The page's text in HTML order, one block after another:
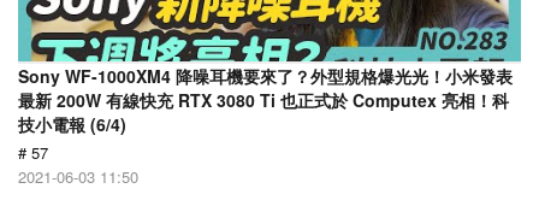
Sony WF-1000XM4 降噪耳機要來了？外型規格爆光光！小米發表
最新 200W 有線快充 RTX 3080 Ti 也正式於 Computex 亮相！科
技小電報 (6/4)
# 57
2021-06-03 11:50